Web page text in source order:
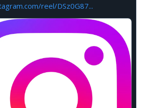
reel/DSz0G87...